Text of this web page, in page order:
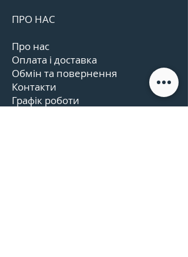
ПРО НАС
Про нас
Оплата і доставка
Обмін та повернення
Контакти
Графік роботи